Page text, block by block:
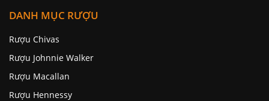
DANH MỤC RƯỢU
Rượu Chivas
Rượu Johnnie Walker
Rượu Macallan
Rượu Hennessy